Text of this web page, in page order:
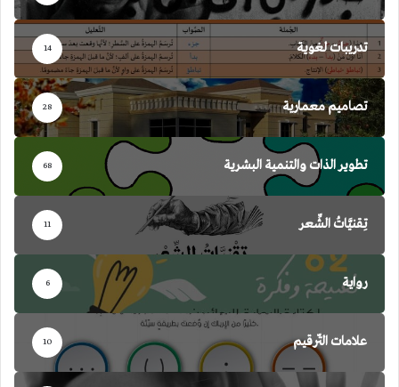
تدريبات لغوية 14
تصاميم معمارية 28
تطوير الذات والتنمية البشرية 68
تِقنيَّاتُ الشِّعر 11
رواية 6
علامات التّرقيم 10